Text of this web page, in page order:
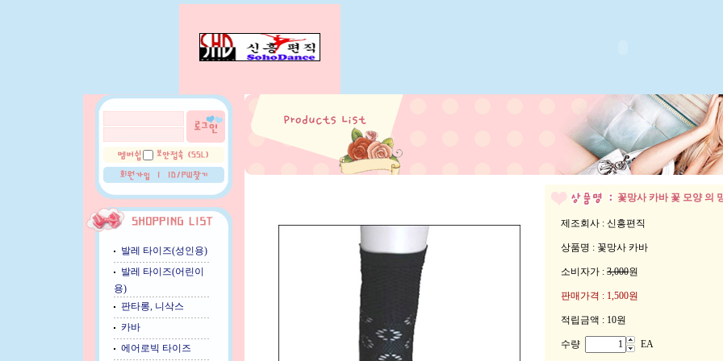
발레 타이즈(성인용)
발레 타이즈(어린이
용)
판타롱, 니삭스
카바
에어로빅 타이즈
꽃망사 카바 꽃 모양 의
제조회사 : 신흥편직
상품명 : 꽃망사 카바
소비자가 : 3,000원
판매가격 : 1,500원
적립금액 : 10원
수량 EA